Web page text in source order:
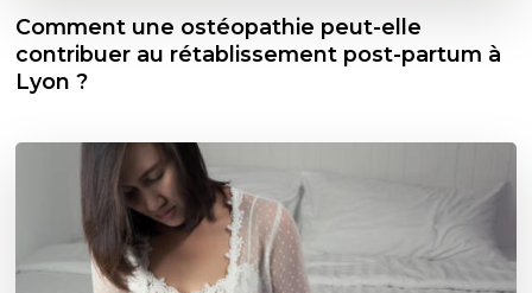
Comment une ostéopathie peut-elle
contribuer au rétablissement post-partum à
Lyon ?